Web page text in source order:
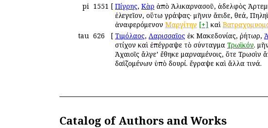
pi 1551 [ Πίγρης, Κὰρ ἀπὸ Ἁλικαρνασοῦ, ἀδελφὸς
ἐλεγεῖον, οὕτω γράψας· μῆνιν ἄειδε, θεά,
ἀναφερόμενον Μαργίτην [+] καὶ
tau 626 [ Τιμόλαος, Λαρισσαῖος ἐκ Μακεδονίας, ῥήτωρ,
στίχον καὶ ἐπέγραψε τὸ σύνταγμα Τρωϊκόν.
Ἀχαιοῖς ἄλγε’ ἔθηκε μαρναμένοις, ὅτε
δαϊζομένων ὑπὸ δουρί. ἔγραψε καὶ ἄλλα τινά.
Catalog of Authors and Works